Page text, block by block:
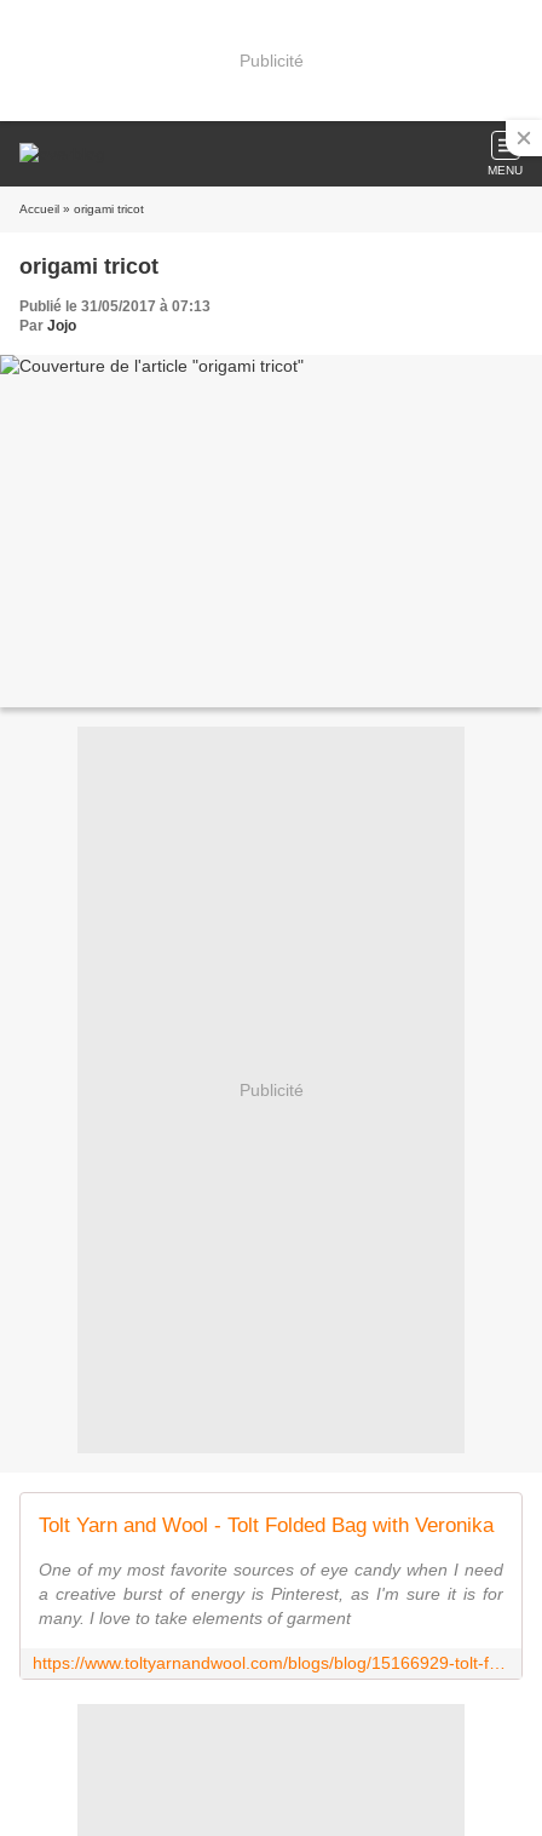
Publicité
MENU
Accueil » origami tricot
origami tricot
Publié le 31/05/2017 à 07:13
Par Jojo
Publicité
Tolt Yarn and Wool - Tolt Folded Bag with Veronika
One of my most favorite sources of eye candy when I need
a creative burst of energy is Pinterest, as I'm sure it is for
many. I love to take elements of garment